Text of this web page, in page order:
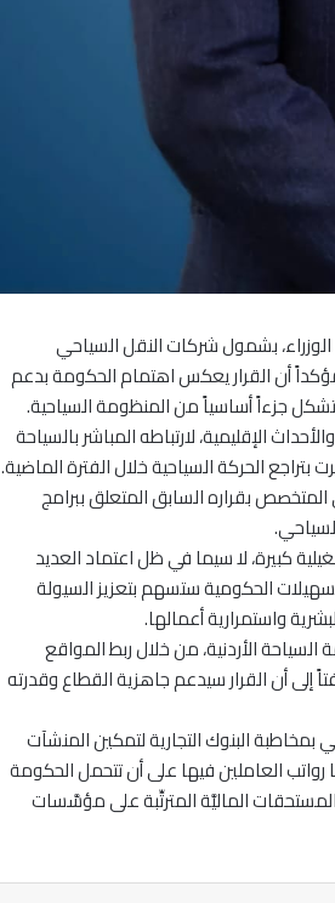
بشمول شركات النقل السياحي
أن القرار يعكس اهتمام الحكومة بدعم
جزءاً أساسياً من المنظومة السياحية.
الإقليمية، لارتباطه المباشر بالسياحة
الحركة السياحية خلال الفترة الماضية.
بقراره السابق المتعلق ببرامج
كبيرة، لا سيما في ظل اعتماد العديد
الحكومية ستسهم بتعزيز السيولة
واستمرارية أعمالها.
الأردنية، من خلال ربط المواقع
إلى أن القرار سيدعم جاهزية القطاع وقدرته
البنوك التجارية لتمكين المنشآت
رواتب العاملين فيها على أن تتحمل الحكومة
الماليَّة المترتِّبة على مؤسَّسات